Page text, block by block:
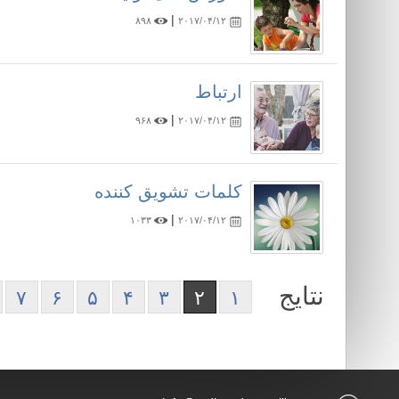
۲۰۱۷/۰۴/۱۲ |
ارتباط
۲۰۱۷/۰۴/۱۲ |
کلمات تشویق کننده
۲۰۱۷/۰۴/۱۲ | ۱۰۳۳
نتایج ۱ ۲ ۳ ۴ ۵ ۶ ۷